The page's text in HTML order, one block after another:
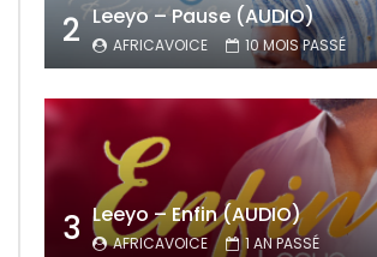
2 Leeyo – Pause (AUDIO)
AFRICAVOICE 10 MOIS PASSÉ
3 Leeyo – Enfin (AUDIO)
AFRICAVOICE 1 AN PASSÉ